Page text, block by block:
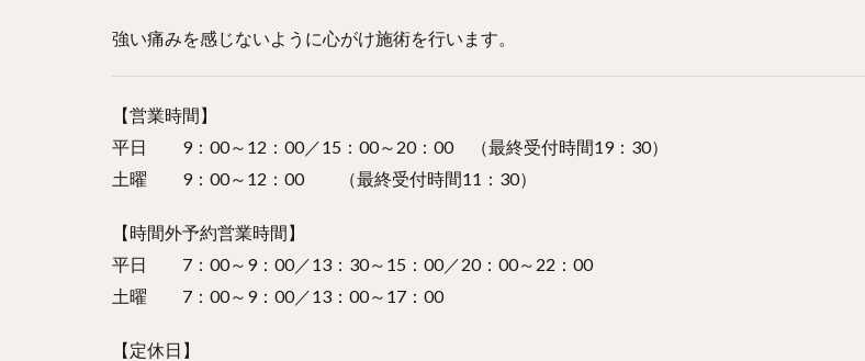
強い痛みを感じないように心がけ施術を行います。
【営業時間】
平日 9：00～12：00／15：00～20：00 （最終受付時間19：30）
土曜 9：00～12：00 （最終受付時間11：30）
【時間外予約営業時間】
平日 7：00～9：00／13：30～15：00／20：00～22：00
土曜 7：00～9：00／13：00～17：00
【定休日】